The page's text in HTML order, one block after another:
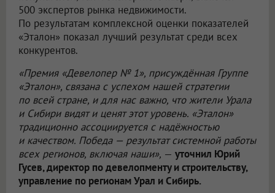
500 экспертов рынка недвижимости.
По результатам комплексной оценки показателей
«Эталон» показал лучший результат среди всех
конкурентов.
«Премия «Девелопер № 1», присуждённая Группе
«Эталон», связана с успехом нашей стратегии
по всей стране, и для нас важно, что жители Урала
и Сибири видят и ценят этот уровень. «Эталон»
традиционно ассоциируется с надёжностью
и качеством. Победа — результат системной работы
всех регионов, включая наши», — уточнил Юрий
Гусев, директор по девелопменту и строительству,
управление по регионам Урал и Сибирь.